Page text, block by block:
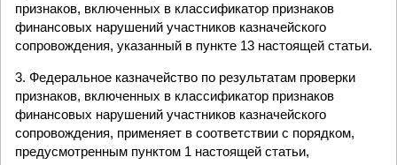
признаков, включенных в классификатор признаков
финансовых нарушений участников казначейского
сопровождения, указанный в пункте 13 настоящей статьи.
3. Федеральное казначейство по результатам проверки
признаков, включенных в классификатор признаков
финансовых нарушений участников казначейского
сопровождения, применяет в соответствии с порядком,
предусмотренным пунктом 1 настоящей статьи,